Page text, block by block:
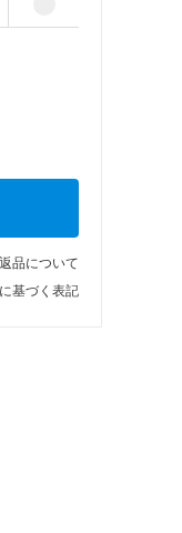
返品について
基づく表記